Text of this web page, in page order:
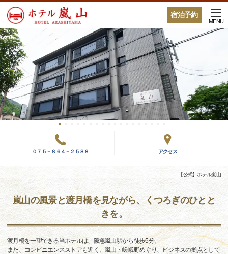
宿泊予約
MENU
０７５－８６４－２５８８ アクセス
【公式】ホテル嵐山
嵐山の風景と渡月橋を見ながら、くつろぎのひとと
きを。
渡月橋を一望できる当ホテルは、阪急嵐山駅から徒歩5分。
また、コンビニエンスストアも近く、嵐山・嵯峨野めぐり、ビジネスの拠点として